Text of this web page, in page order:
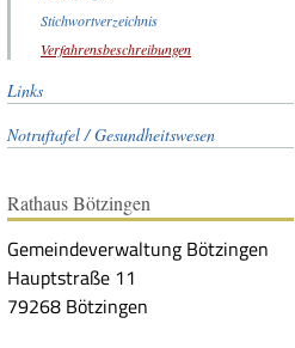
Stichwortverzeichnis
Verfahrensbeschreibungen
Links
Notruftafel / Gesundheitswesen
Rathaus Bötzingen
Gemeindeverwaltung Bötzingen
Hauptstraße 11
79268 Bötzingen